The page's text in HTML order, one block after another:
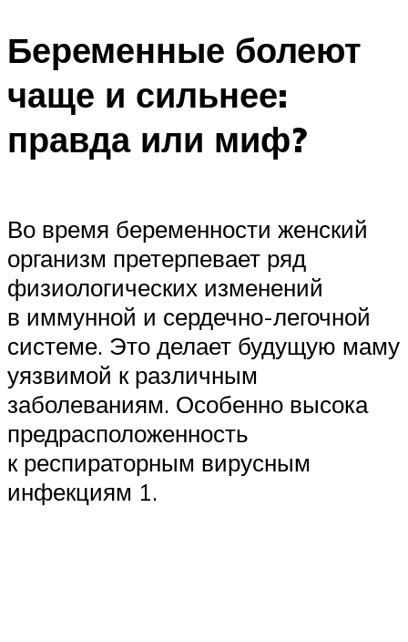
Беременные болеют
чаще и сильнее:
правда или миф?
Во время беременности женский
организм претерпевает ряд
физиологических изменений
в иммунной и сердечно-легочной
системе. Это делает будущую маму
уязвимой к различным
заболеваниям. Особенно высока
предрасположенность
к респираторным вирусным
инфекциям 1.